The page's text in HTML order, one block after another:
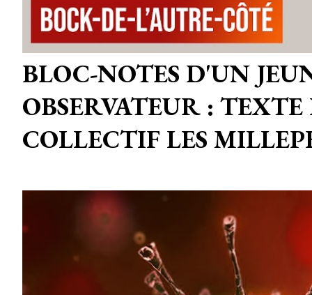
BLOC-NOTES D'UN
OBSERVATEUR :
COLLECTIF LES